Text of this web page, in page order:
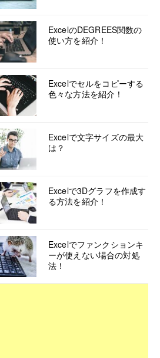
ExcelのDEGREES関数の
使い方を紹介！
Excelでセルをコピーする
色々な方法を紹介！
Excelで文字サイズの最大
は？
Excelで3Dグラフを作成す
る方法を紹介！
Excelでファンクションキ
ーが使えない場合の対処
法！